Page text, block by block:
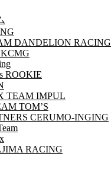
DANDELION RACING
KCMG
ROOKIE
TEAM IMPUL
TOM’S
CERUMO-INGING
RACING